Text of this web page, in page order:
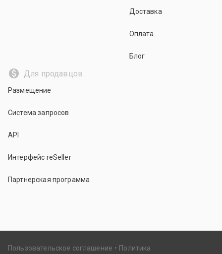
Доставка
Оплата
Блог
Для продавцов
Размещение
Система запросов
API
Интерфейс reSeller
Партнерская программа
Пользовательское соглашение Политика